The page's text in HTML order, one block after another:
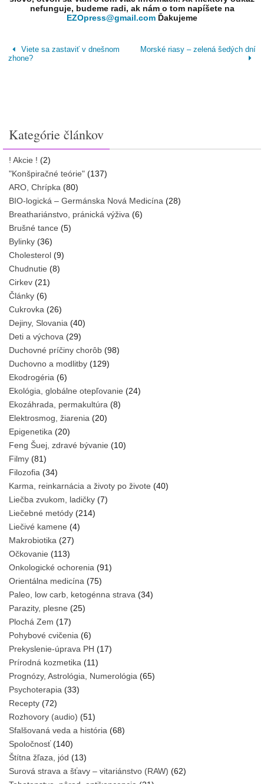
nefunguje, budeme radi, ak nám o tom napíšete na
EZOpress@gmail.com Ďakujeme
Viete sa zastaviť v dnešnom
zhone?
Morské riasy – zelená šedých dní
Kategórie článkov
! Akcie ! (2)
"Konšpiračné teórie" (137)
ARO, Chrípka (80)
BIO-logická – Germánska Nová Medicína (28)
Breathariánstvo, pránická výživa (6)
Brušné tance (5)
Bylinky (36)
Cholesterol (9)
Chudnutie (8)
Cirkev (21)
Články (6)
Cukrovka (26)
Dejiny, Slovania (40)
Deti a výchova (29)
Duchovné príčiny chorôb (98)
Duchovno a modlitby (129)
Ekodrogéria (6)
Ekológia, globálne otepľovanie (24)
Ekozáhrada, permakultúra (8)
Elektrosmog, žiarenia (20)
Epigenetika (20)
Feng Šuej, zdravé bývanie (10)
Filmy (81)
Filozofia (34)
Karma, reinkarnácia a životy po živote (40)
Liečba zvukom, ladičky (7)
Liečebné metódy (214)
Liečivé kamene (4)
Makrobiotika (27)
Očkovanie (113)
Onkologické ochorenia (91)
Orientálna medicína (75)
Paleo, low carb, ketogénna strava (34)
Parazity, plesne (25)
Plochá Zem (17)
Pohybové cvičenia (6)
Prekyslenie-úprava PH (17)
Prírodná kozmetika (11)
Prognózy, Astrológia, Numerológia (65)
Psychoterapia (33)
Recepty (72)
Rozhovory (audio) (51)
Sfalšovaná veda a história (68)
Spoločnosť(140)
Štítna žľaza, jód (13)
Surová strava a šťavy – vitariánstvo (RAW) (62)